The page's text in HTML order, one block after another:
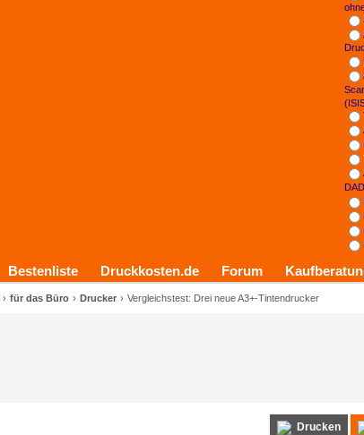
Bestenliste Druckkosten.de Forum
für das Büro Drucker Vergleichstest: Drei neue A3+-Tintendrucker
Drucken